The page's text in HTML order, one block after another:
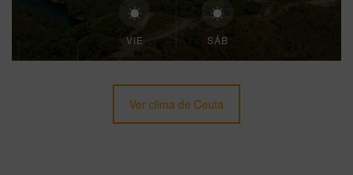
VIE SÁB
Ver clima de Ceuta